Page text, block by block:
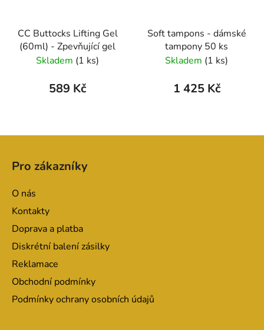
CC Buttocks Lifting Gel
(60ml) - Zpevňující gel
Skladem (1 ks)
589 Kč
Soft tampons - dámské
tampony 50 ks
Skladem (1 ks)
1 425 Kč
Pro zákazníky
O nás
Kontakty
Doprava a platba
Diskrétní balení zásilky
Reklamace
Obchodní podmínky
Podmínky ochrany osobních údajů